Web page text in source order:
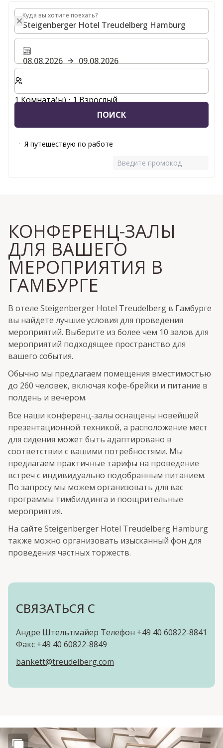
Куда вы хотите поехать?
Куда вы хотите поехать?
08.08.2026
09.08.2026
Выберите количество комнат и гостей для вашего
1 Комната(ы) ⋅ 1 Взрослый
ПОИСК
Я путешествую по работе
Введите промокод
КОНФЕРЕНЦ-ЗАЛЫ
ДЛЯ ВАШЕГО
МЕРОПРИЯТИЯ В
ГАМБУРГЕ
В отеле Steigenberger Hotel Treudelberg в Гамбурге
вы найдете лучшие условия для проведения
мероприятий. Выберите из более чем 10 залов для
мероприятий подходящее пространство для
вашего события.
Обычно мы предлагаем помещения вместимостью
до 260 человек, включая кофе-брейки и питание в
полдень и вечером.
Все наши конференц-залы оснащены новейшей
презентационной техникой, а расположение мест
для сидения может быть адаптировано в
соответствии с вашими потребностями. Мы
предлагаем практичные тарифы на проведение
встреч с индивидуально подобранным питанием.
По запросу мы можем организовать для вас
программы тимбилдинга и поощрительные
мероприятия.
На сайте Steigenberger Hotel Treudelberg Hamburg
также можно организовать изысканный фон для
проведения частных торжеств.
СВЯЗАТЬСЯ С
Андре Штельтмайер Телефон +49 40 60822-8841
Факс +49 40 60822-8849
bankett@treudelberg.com